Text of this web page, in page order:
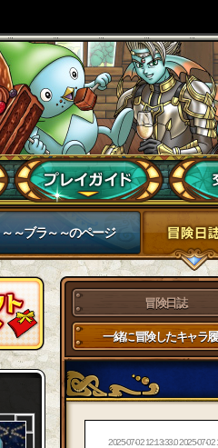
～～ブラ～～のページ
冒険日誌
一緒に冒険したキャラ
2025-07-02 12:13:33.0 2025-07-02